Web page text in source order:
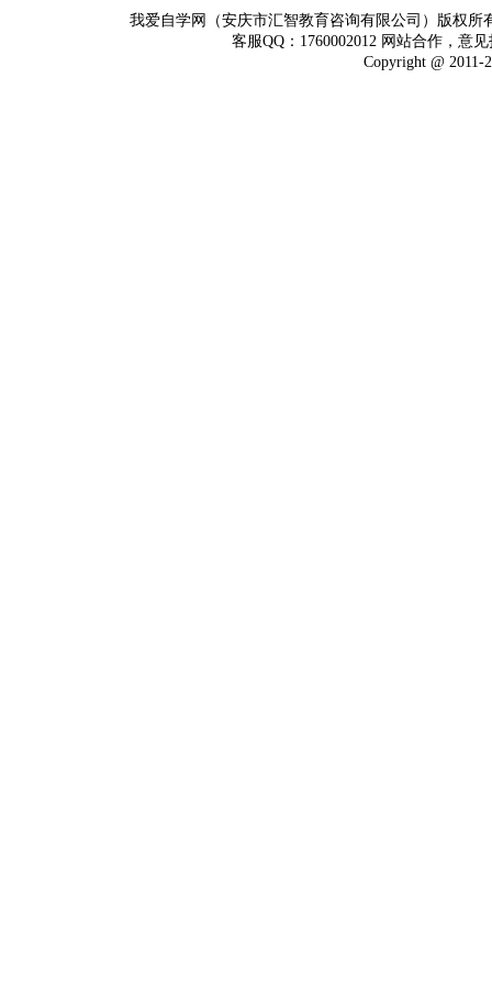
我爱自学网（安庆市汇智教育咨询有限公司）版权
客服QQ：1760002012 网站合作，意
Copyright @